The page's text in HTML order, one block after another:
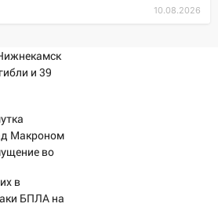
авария
во время
у 26-летнего парня
ночь и ветреный
в Ульяновске 10
10.08.2026
и 39
Макроном
во
в
БПЛА на